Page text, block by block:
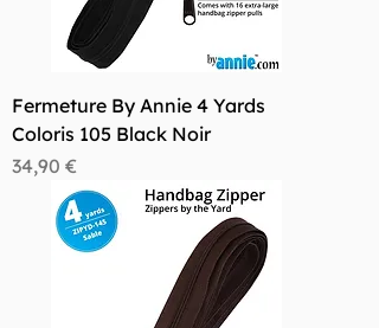
Fermeture By Annie 4 Yards
Coloris 105 Black Noir
Prix
34,90 €